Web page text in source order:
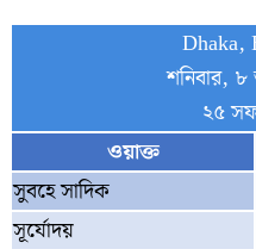
Dhaka,
শনিবার,
২৫
ওয়াক্ত
সুবহে সাদিক
সূর্যোদয়